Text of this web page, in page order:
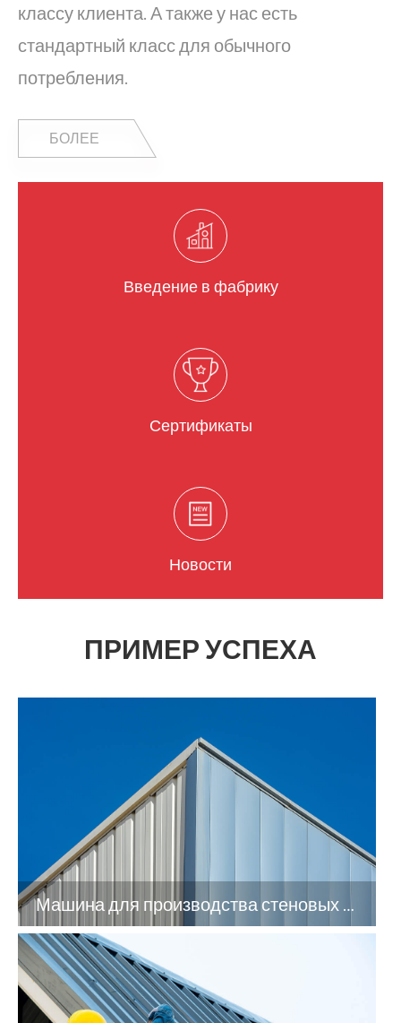
классу клиента. А также у нас есть
стандартный класс для обычного
потребления.
БОЛЕЕ
Введение в фабрику
Сертификаты
Новости
ПРИМЕР УСПЕХА
Машина для производства стеновых панелей